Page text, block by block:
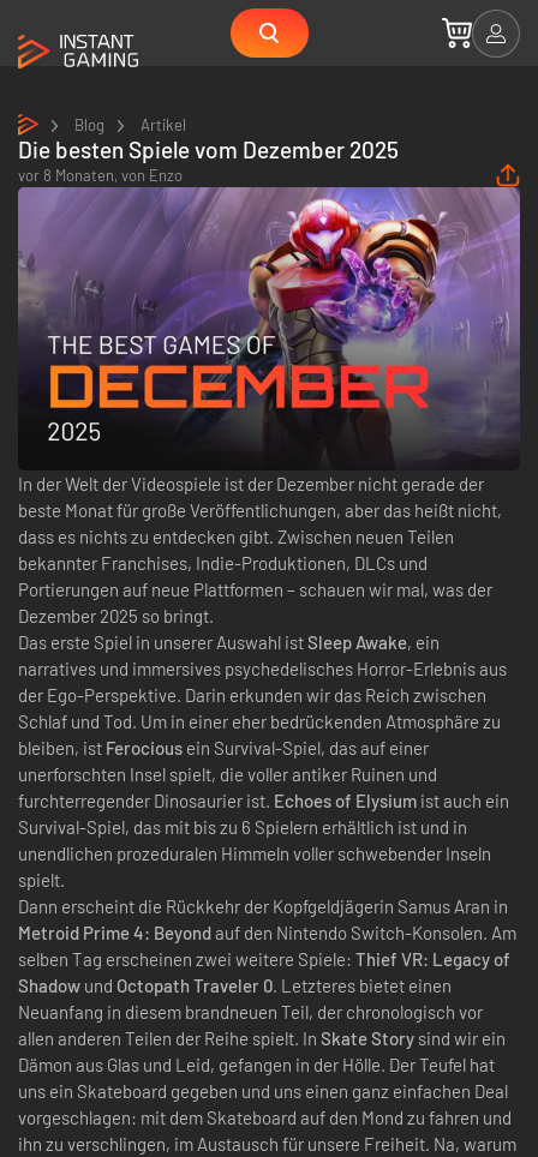
Blog Artikel
Die besten Spiele vom Dezember 2025
vor 8 Monaten, von Enzo
In der Welt der Videospiele ist der Dezember nicht gerade der
beste Monat für große Veröffentlichungen, aber das heißt nicht,
dass es nichts zu entdecken gibt. Zwischen neuen Teilen
bekannter Franchises, Indie-Produktionen, DLCs und
Portierungen auf neue Plattformen – schauen wir mal, was der
Dezember 2025 so bringt.
Das erste Spiel in unserer Auswahl istSleep Awake, ein
narratives und immersives psychedelisches Horror-Erlebnis aus
der Ego-Perspektive. Darin erkunden wir das Reich zwischen
Schlaf und Tod. Um in einer eher bedrückenden Atmosphäre zu
bleiben, ist Ferocious ein Survival-Spiel, das auf einer
unerforschten Insel spielt, die voller antiker Ruinen und
furchterregender Dinosaurier ist. Echoes of Elysium ist auch ein
Survival-Spiel, das mit bis zu 6 Spielern erhältlich ist und in
unendlichen prozeduralen Himmeln voller schwebender Inseln
spielt.
Dann erscheint die Rückkehr der Kopfgeldjägerin Samus Aran in
Metroid Prime 4: Beyondauf den Nintendo Switch-Konsolen. Am
selben Tag erscheinen zwei weitere Spiele: Thief VR: Legacy of
Shadow und Octopath Traveler 0. Letzteres bietet einen
Neuanfang in diesem brandneuen Teil, der chronologisch vor
allen anderen Teilen der Reihe spielt. In Skate Story sind wir ein
Dämon aus Glas und Leid, gefangen in der Hölle. Der Teufel hat
uns ein Skateboard gegeben und uns einen ganz einfachen Deal
vorgeschlagen: mit dem Skateboard auf den Mond zu fahren und
ihn zu verschlingen, im Austausch für unsere Freiheit. Na, warum